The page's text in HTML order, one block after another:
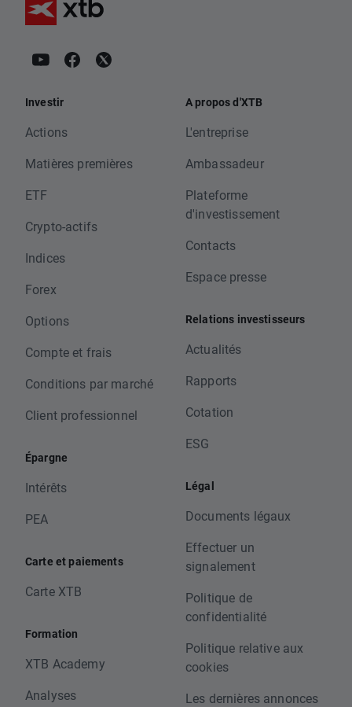
Investir
Actions
Matières premières
ETF
Crypto-actifs
Indices
Forex
Options
Compte et frais
Conditions par marché
Client professionnel
Épargne
Intérêts
PEA
Carte et paiements
Carte XTB
Formation
XTB Academy
Analyses
A propos d'XTB
L'entreprise
Ambassadeur
Plateforme
d'investissement
Contacts
Espace presse
Relations investisseurs
Actualités
Rapports
Cotation
ESG
Légal
Documents légaux
Effectuer un
signalement
Politique de
confidentialité
Politique relative aux
cookies
Les dernières annonces